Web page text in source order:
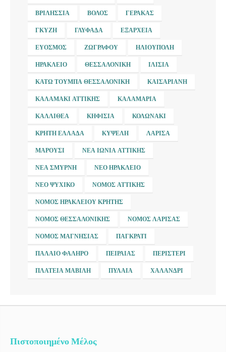
ΒΡΙΛΉΣΣΙΑ ΒΌΛΟΣ ΓΈΡΑΚΑΣ
ΓΚΎΖΗ ΓΛΥΦΆΔΑ ΕΞΆΡΧΕΙΑ
ΕΎΟΣΜΟΣ ΖΩΓΡΆΦΟΥ ΗΛΙΟΎΠΟΛΗ
ΗΡΆΚΛΕΙΟ ΘΕΣΣΑΛΟΝΊΚΗ ΙΛΊΣΙΑ
ΚΆΤΩ ΤΟΎΜΠΑ ΘΕΣΣΑΛΟΝΊΚΗ ΚΑΙΣΑΡΙΑΝΉ
ΚΑΛΑΜΆΚΙ ΑΤΤΙΚΉΣ ΚΑΛΑΜΑΡΙΆ
ΚΑΛΛΙΘΈΑ ΚΗΦΙΣΙΆ ΚΟΛΩΝΆΚΙ
ΚΡΉΤΗ ΕΛΛΆΔΑ ΚΥΨΈΛΗ ΛΆΡΙΣΑ
ΜΑΡΟΎΣΙ ΝΈΑ ΙΩΝΊΑ ΑΤΤΙΚΉΣ
ΝΈΑ ΣΜΎΡΝΗ ΝΈΟ ΗΡΆΚΛΕΙΟ
ΝΈΟ ΨΥΧΙΚΌ ΝΟΜΌΣ ΑΤΤΙΚΉΣ
ΝΟΜΌΣ ΗΡΑΚΛΕΊΟΥ ΚΡΉΤΗΣ
ΝΟΜΌΣ ΘΕΣΣΑΛΟΝΊΚΗΣ ΝΟΜΌΣ ΛΆΡΙΣΑΣ
ΝΟΜΌΣ ΜΑΓΝΗΣΊΑΣ ΠΑΓΚΡΆΤΙ
ΠΑΛΑΙΌ ΦΆΛΗΡΟ ΠΕΙΡΑΙΆΣ ΠΕΡΙΣΤΈΡΙ
ΠΛΑΤΕΊΑ ΜΑΒΊΛΗ ΠΥΛΑΊΑ ΧΑΛΆΝΔΡΙ
Πιστοποιημένο Μέλος